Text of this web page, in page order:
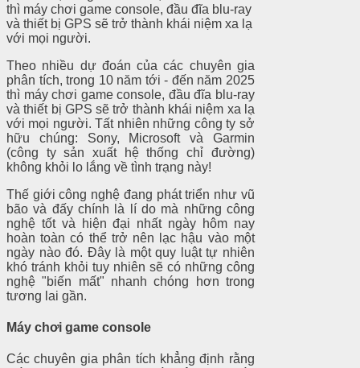
thì máy chơi game console, đầu đĩa blu-ray
và thiết bị GPS sẽ trở thành khái niệm xa lạ
với mọi người.
Theo nhiều dự đoán của các chuyên gia
phân tích, trong 10 năm tới - đến năm 2025
thì máy chơi game console, đầu đĩa blu-ray
và thiết bị GPS sẽ trở thành khái niệm xa lạ
với mọi người. Tất nhiên những công ty sở
hữu chúng: Sony, Microsoft và Garmin
(công ty sản xuất hệ thống chỉ đường)
không khỏi lo lắng về tình trạng này!
Thế giới công nghệ đang phát triển như vũ
bão và đấy chính là lí do mà những công
nghệ tốt và hiện đại nhất ngày hôm nay
hoàn toàn có thể trở nên lạc hậu vào một
ngày nào đó. Đây là một quy luật tự nhiên
khó tránh khỏi tuy nhiên sẽ có những công
nghệ "biến mất" nhanh chóng hơn trong
tương lai gần.
Máy chơi game console
Các chuyên gia phân tích khẳng định rằng